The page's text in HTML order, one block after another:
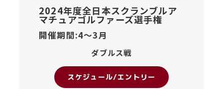
2024年度全日本スクランブルア
マチュアゴルファーズ選手権
開催期間:4〜3月
ダブルス戦
スケジュール/エントリー